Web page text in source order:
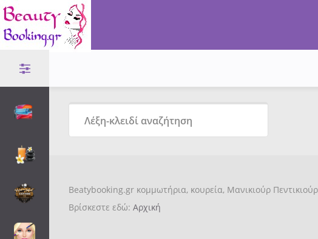
Beatybooking.gr κομμωτήρια, κουρεία, Μανικιούρ
Βρίσκεστε εδώ: Αρχική